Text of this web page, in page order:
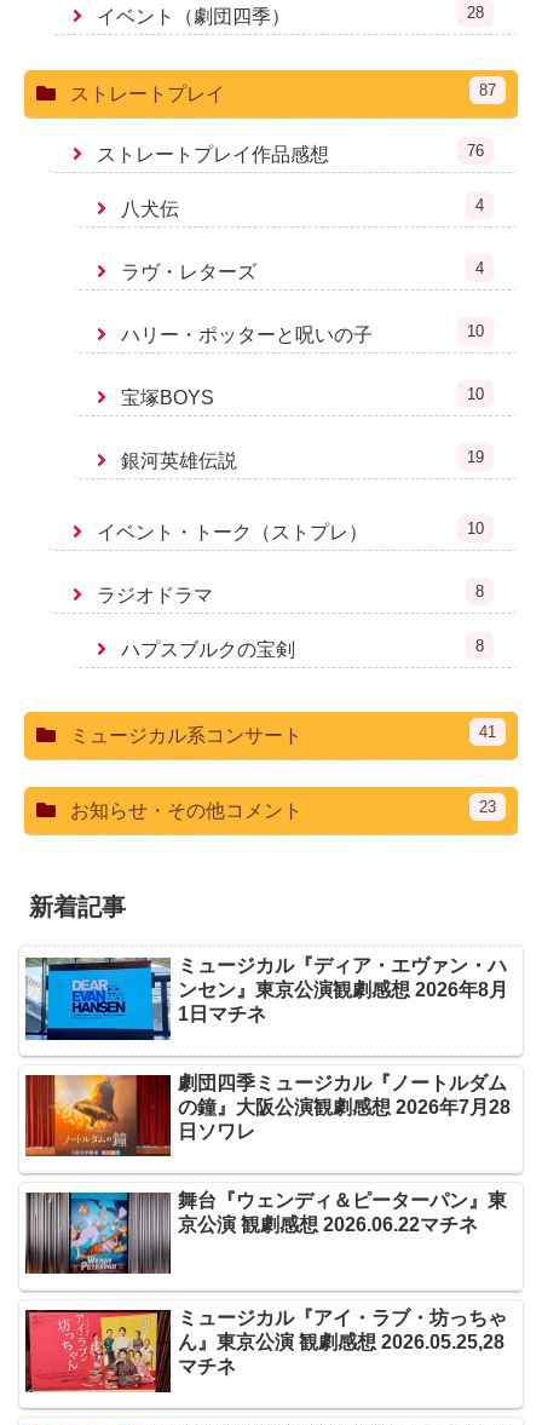
イベント（劇団四季） 28
ストレートプレイ 87
ストレートプレイ作品感想 76
八犬伝 4
ラヴ・レターズ 4
ハリー・ポッターと呪いの子 10
宝塚BOYS 10
銀河英雄伝説 19
イベント・トーク（ストプレ） 10
ラジオドラマ 8
ハプスブルクの宝剣 8
ミュージカル系コンサート 41
お知らせ・その他コメント 23
新着記事
ミュージカル『ディア・エヴァン・ハ
ンセン』東京公演観劇感想 2026年8月
1日マチネ
劇団四季ミュージカル『ノートルダム
の鐘』大阪公演観劇感想 2026年7月28
日ソワレ
舞台『ウェンディ＆ピーターパン』東
京公演 観劇感想 2026.06.22マチネ
ミュージカル『アイ・ラブ・坊っちゃ
ん』東京公演 観劇感想 2026.05.25,28
マチネ